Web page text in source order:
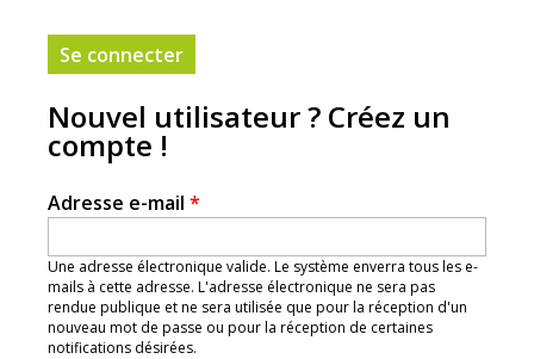
Nouvel utilisateur ? Créez un
compte !
Adresse e-mail *
Une adresse électronique valide. Le système enverra tous les e-
mails à cette adresse. L'adresse électronique ne sera pas
rendue publique et ne sera utilisée que pour la réception d'un
nouveau mot de passe ou pour la réception de certaines
notifications désirées.